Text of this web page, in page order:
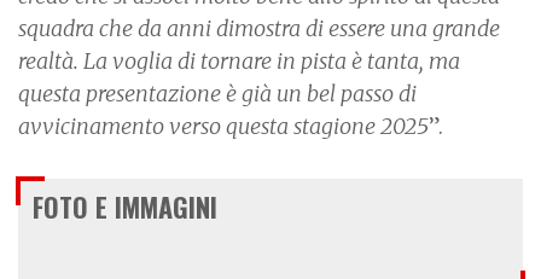
squadra che da anni dimostra di essere una grande
realtà. La voglia di tornare in pista è tanta, ma
questa presentazione è già un bel passo di
avvicinamento verso questa stagione 2025”.
FOTO E IMMAGINI